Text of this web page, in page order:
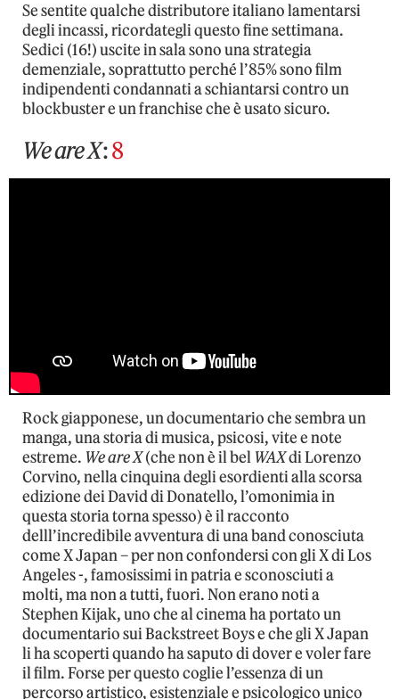
Se sentite qualche distributore italiano lamentarsi
degli incassi, ricordategli questo fine settimana.
Sedici (16!) uscite in sala sono una strategia
demenziale, soprattutto perché l’85% sono film
indipendenti condannati a schiantarsi contro un
blockbuster e un franchise che è usato sicuro.
We are X:8
Rock giapponese, un documentario che sembra un
manga, una storia di musica, psicosi, vite e note
estreme. We are X(che non è il bel WAXdi Lorenzo
Corvino, nella cinquina degli esordienti alla scorsa
edizione dei David di Donatello, l’omonimia in
questa storia torna spesso) è il racconto
delll’incredibile avventura di una band conosciuta
come X Japan – per non confondersi con gli X di Los
Angeles -, famosissimi in patria e sconosciuti a
molti, ma non a tutti, fuori. Non erano noti a
Stephen Kijak, uno che al cinema ha portato un
documentario sui Backstreet Boys e che gli X Japan
li ha scoperti quando ha saputo di dover e voler fare
il film. Forse per questo coglie l’essenza di un
percorso artistico, esistenziale e psicologico unico